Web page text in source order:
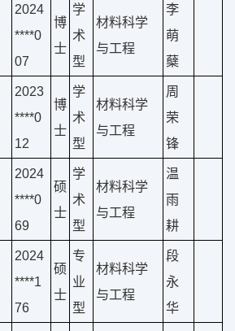
2024
****0
07
博
士
学
术
型
材料科学
与工程
李
萌
蘖
2023
****0
12
博
士
学
术
型
材料科学
与工程
周
荣
锋
2024
****0
69
硕
士
学
术
型
材料科学
与工程
温
雨
耕
2024
****1
76
硕
士
专
业
型
材料科学
与工程
段
永
华